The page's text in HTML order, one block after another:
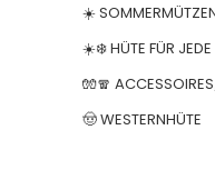
☀️
☀️❄️ HÜTE FÜR JEDE
🧤🧣
🤠 WESTERNHÜTE